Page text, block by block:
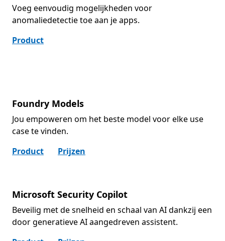
Voeg eenvoudig mogelijkheden voor
anomaliedetectie toe aan je apps.
Product
Foundry Models
Jou empoweren om het beste model voor elke use
case te vinden.
Product
Prijzen
Microsoft Security Copilot
Beveilig met de snelheid en schaal van AI dankzij een
door generatieve AI aangedreven assistent.